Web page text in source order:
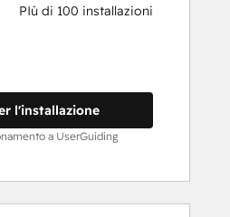
PIù di 100 installazioni
l'installazione
a UserGuiding